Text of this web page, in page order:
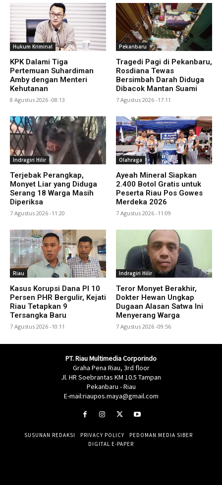
Hukum Kriminal
KPK Dalami Tiga
Pertemuan Suhardiman
Amby dengan Menteri
Kehutanan
8 Agustus 2026 -08:13
Pekanbaru
Tragedi Pagi di Pekanbaru,
Rosdiana Tewas
Bersimbah Darah Diduga
Dibacok Mantan Suami
7 Agustus 2026 -17:11
Indragiri Hilir
Terjebak Perangkap,
Monyet Liar yang Diduga
Serang 18 Warga Masih
Diperiksa
7 Agustus 2026 -11:20
Olahraga
Ayeah Mineral Siapkan
2.400 Botol Gratis untuk
Peserta Riau Pos Gowes
Merdeka 2026
7 Agustus 2026 -11:09
Riau
Kasus Korupsi Dana PI 10
Persen PHR Bergulir, Kejati
Riau Tetapkan 9
Tersangka Baru
7 Agustus 2026 -10:11
Indragiri Hilir
Teror Monyet Berakhir,
Dokter Hewan Ungkap
Dugaan Alasan Satwa Ini
Menyerang Warga
7 Agustus 2026 -09:56
PT. Riau Multimedia Corporindo
Graha Pena Riau, 3rd floor
Jl. HR Soebrantas KM 10.5 Tampan
Pekanbaru - Riau
E-mail:riaupos.maya@gmail.com
SUSUNAN REDAKSI PRIVACY POLICY
PEDOMAN MEDIA SIBER
DIGITAL E-PAPER